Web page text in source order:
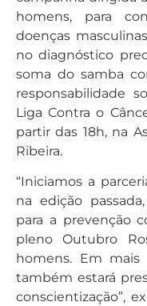
homens, para
doenças
no diagnóstico
soma do samba
responsabilidade
Liga Contra o
partir das 18h, na
Ribeira.
“Iniciamos a
na edição
para a prevenção
pleno Outubro
homens. Em
também estará
conscientização”,